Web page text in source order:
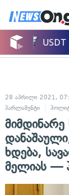
28 აპრილი 2021,
პარლამენტი
მიმდინარე
ხდება,
მელიას —